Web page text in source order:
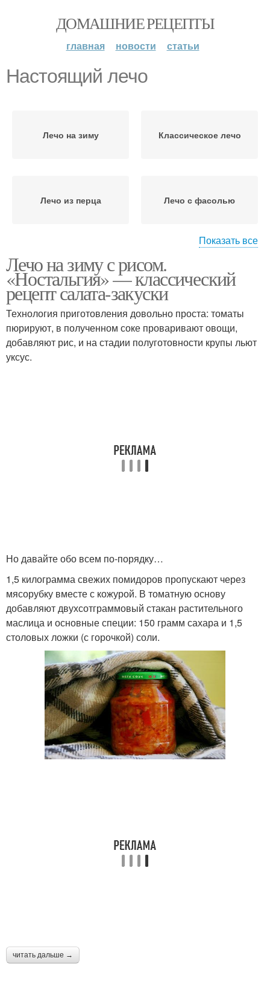
ДОМАШНИЕ РЕЦЕПТЫ
главная новости статьи
Настоящий лечо
Лечо на зиму Классическое лечо
Лечо из перца Лечо с фасолью
Вкусное лечо
Лечо из болгарского
перца
Лечо с морковью
Показать все
Лечо на зиму с рисом.
«Ностальгия» — классический
рецепт салата-закуски
Технология приготовления довольно проста: томаты
пюрируют, в полученном соке проваривают овощи,
добавляют рис, и на стадии полуготовности крупы льют
уксус.
Но давайте обо всем по-порядку…
1,5 килограмма свежих помидоров пропускают через
мясорубку вместе с кожурой. В томатную основу
добавляют двухсотграммовый стакан растительного
маслица и основные специи: 150 грамм сахара и 1,5
столовых ложки (с горочкой) соли.
читать дальше →